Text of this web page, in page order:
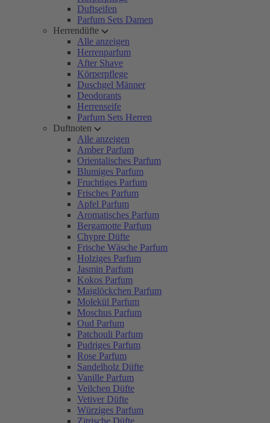
Duftseifen
Parfum Sets Damen
Herrendüfte
Alle anzeigen
Herrenparfum
After Shave
Körperpflege
Duschgel Männer
Deodorants
Herrenseife
Parfum Sets Herren
Duftnoten
Alle anzeigen
Amber Parfum
Orientalisches Parfum
Blumiges Parfum
Fruchtiges Parfum
Frisches Parfum
Apfel Parfum
Aromatisches Parfum
Bergamotte Parfum
Chypre Düfte
Frische Wäsche Parfum
Holziges Parfum
Jasmin Parfum
Kokos Parfum
Maiglöckchen Parfum
Molekül Parfum
Moschus Parfum
Oud Parfum
Patchouli Parfum
Pudriges Parfum
Rose Parfum
Sandelholz Düfte
Vanille Parfum
Veilchen Düfte
Vetiver Düfte
Würziges Parfum
Zitrische Düfte